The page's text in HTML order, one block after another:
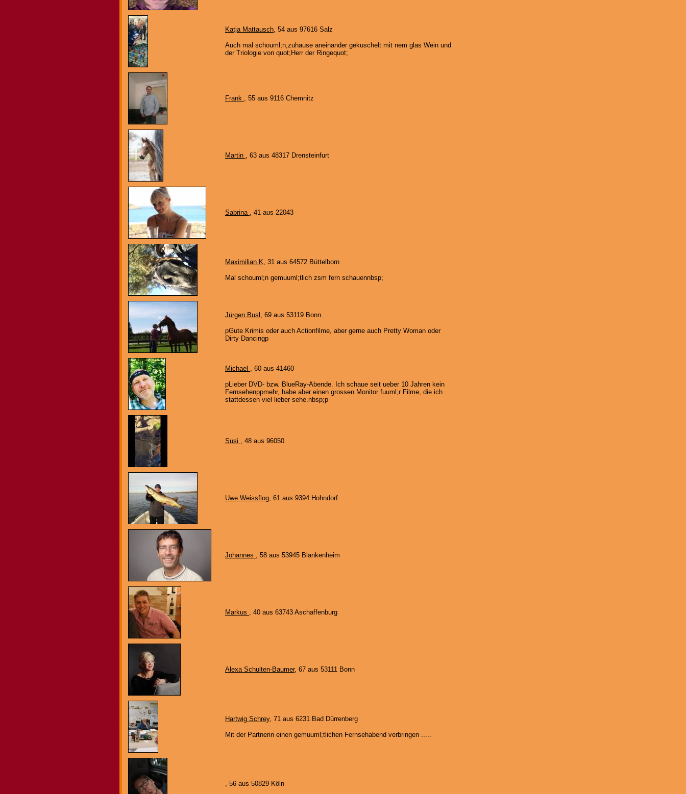
Katja Mattausch, 54 aus 97616 Salz
Auch mal schouml;n,zuhause aneinander gekuschelt mit nem glas Wein und
der Triologie von quot;Herr der Ringequot;
Frank , 55 aus 9116 Chemnitz
Martin , 63 aus 48317 Drensteinfurt
Sabrina , 41 aus 22043
Maximilian K, 31 aus 64572 Büttelborn
Mal schouml;n gemuuml;tlich zsm fern schauennbsp;
Jürgen Busl , 69 aus 53119 Bonn
pGute Krimis oder auch Actionfilme, aber gerne auch Pretty Woman oder
Dirty Dancingp
Michael , 60 aus 41460
pLieber DVD- bzw. BlueRay-Abende. Ich schaue seit ueber 10 Jahren kein
Fernsehenppmehr, habe aber einen grossen Monitor fuuml;r Filme, die ich
stattdessen viel lieber sehe.nbsp;p
Susi , 48 aus 96050
Uwe Weissflog, 61 aus 9394 Hohndorf
Johannes , 58 aus 53945 Blankenheim
Markus , 40 aus 63743 Aschaffenburg
Alexa Schulten-Baumer, 67 aus 53111 Bonn
Hartwig Schrey, 71 aus 6231 Bad Dürrenberg
Mit der Partnerin einen gemuuml;tlichen Fernsehabend verbringen .....
, 56 aus 50829 Köln